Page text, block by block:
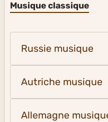
Musique classique
Russie musique
Autriche musique
Allemagne